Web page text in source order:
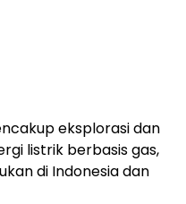
eksplorasi dan
listrik berbasis gas,
di Indonesia dan